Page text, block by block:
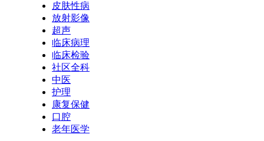
皮肤性病
放射影像
超声
临床病理
临床检验
社区全科
中医
护理
康复保健
口腔
老年医学